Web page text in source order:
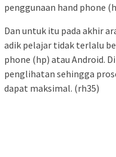
penggunaan hand phone
Dan untuk itu pada akhir
adik pelajar tidak terlalu
phone (hp) atau Android.
penglihatan sehingga
dapat maksimal. (rh35)